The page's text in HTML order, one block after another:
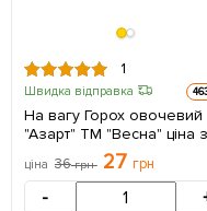
1
Швидка відправка
На вагу Горох овочевий
"Азарт" ТМ "Весна" ціна
ціна 36грн 27 грн
-